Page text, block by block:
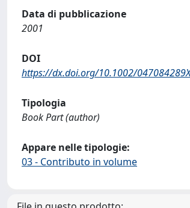
Data di pubblicazione
2001
DOI
https://dx.doi.org/10.1002/
Tipologia
Book Part (author)
Appare nelle tipologie:
03 - Contributo in volume